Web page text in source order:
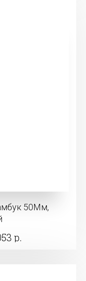
50Мм,
р.